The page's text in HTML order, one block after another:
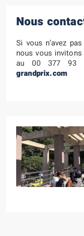
Nous
Si vous n’avez
nous vous
au 00 377
grandprix.com